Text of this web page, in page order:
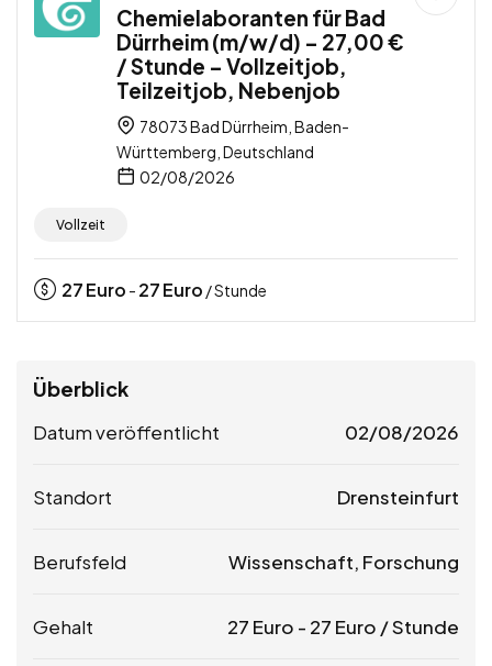
Chemielaboranten für Bad
Dürrheim (m/w/d) – 27,00 €
/ Stunde – Vollzeitjob,
Teilzeitjob, Nebenjob
78073 Bad Dürrheim, Baden-
Württemberg, Deutschland
02/08/2026
Vollzeit
27Euro - 27Euro / Stunde
Überblick
Datum veröffentlicht 02/08/2026
Standort Drensteinfurt
Berufsfeld Wissenschaft, Forschung
Gehalt 27 Euro - 27 Euro / Stunde